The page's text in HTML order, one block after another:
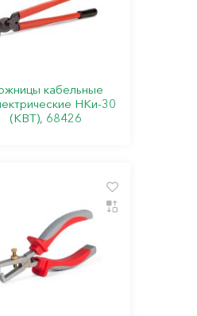
кабельные
НКи-30
(КВТ), 68426